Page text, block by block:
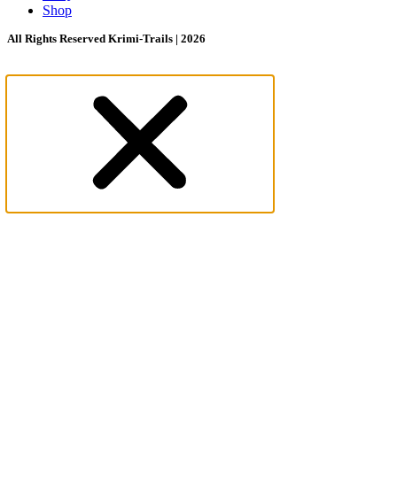
Shop
All Rights Reserved Krimi-Trails | 2026